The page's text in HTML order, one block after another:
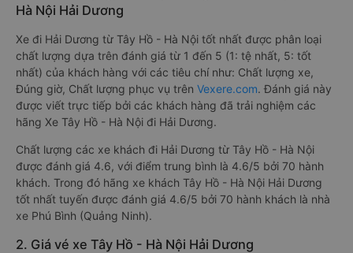
Hà Nội Hải Dương
Xe đi Hải Dương từ Tây Hồ - Hà Nội tốt nhất được phân loại
chất lượng dựa trên đánh giá từ 1 đến 5 (1: tệ nhất, 5: tốt
nhất) của khách hàng với các tiêu chí như: Chất lượng xe,
Đúng giờ, Chất lượng phục vụ trên Vexere.com. Đánh giá này
được viết trực tiếp bởi các khách hàng đã trải nghiệm các
hãng Xe Tây Hồ - Hà Nội đi Hải Dương.
Chất lượng các xe khách đi Hải Dương từ Tây Hồ - Hà Nội
được đánh giá 4.6, với điểm trung bình là 4.6/5 bởi 70 hành
khách. Trong đó hãng xe khách Tây Hồ - Hà Nội Hải Dương
tốt nhất tuyến được đánh giá 4.6/5 bởi 70 hành khách là nhà
xe Phú Bình (Quảng Ninh).
2. Giá vé xe Tây Hồ - Hà Nội Hải Dương